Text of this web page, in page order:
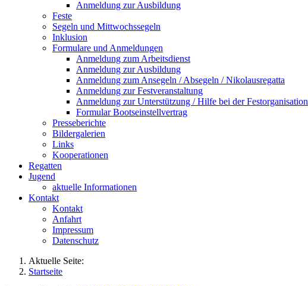
Anmeldung zur Ausbildung
Feste
Segeln und Mittwochssegeln
Inklusion
Formulare und Anmeldungen
Anmeldung zum Arbeitsdienst
Anmeldung zur Ausbildung
Anmeldung zum Ansegeln / Absegeln / Nikolausregatta
Anmeldung zur Festveranstaltung
Anmeldung zur Unterstützung / Hilfe bei der Festorganisation
Formular Bootseinstellvertrag
Presseberichte
Bildergalerien
Links
Kooperationen
Regatten
Jugend
aktuelle Informationen
Kontakt
Kontakt
Anfahrt
Impressum
Datenschutz
Aktuelle Seite:
Startseite